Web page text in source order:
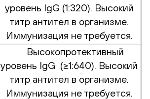
уровень IgG (1:320). Высокий
титр антител в организме.
Иммунизация не требуется.
Высокопротективный
уровень IgG (≥1:640). Высокий
титр антител в организме.
Иммунизация не требуется.